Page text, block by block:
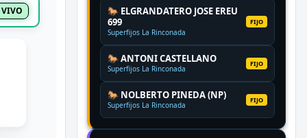
VIVO
🐎 ELGRANDATERO JOSE EREU
699
Superfijos La Rinconada
FIJO
🐎 ANTONI CASTELLANO
Superfijos La Rinconada
FIJO
🐎 NOLBERTO PINEDA (NP)
Superfijos La Rinconada
FIJO